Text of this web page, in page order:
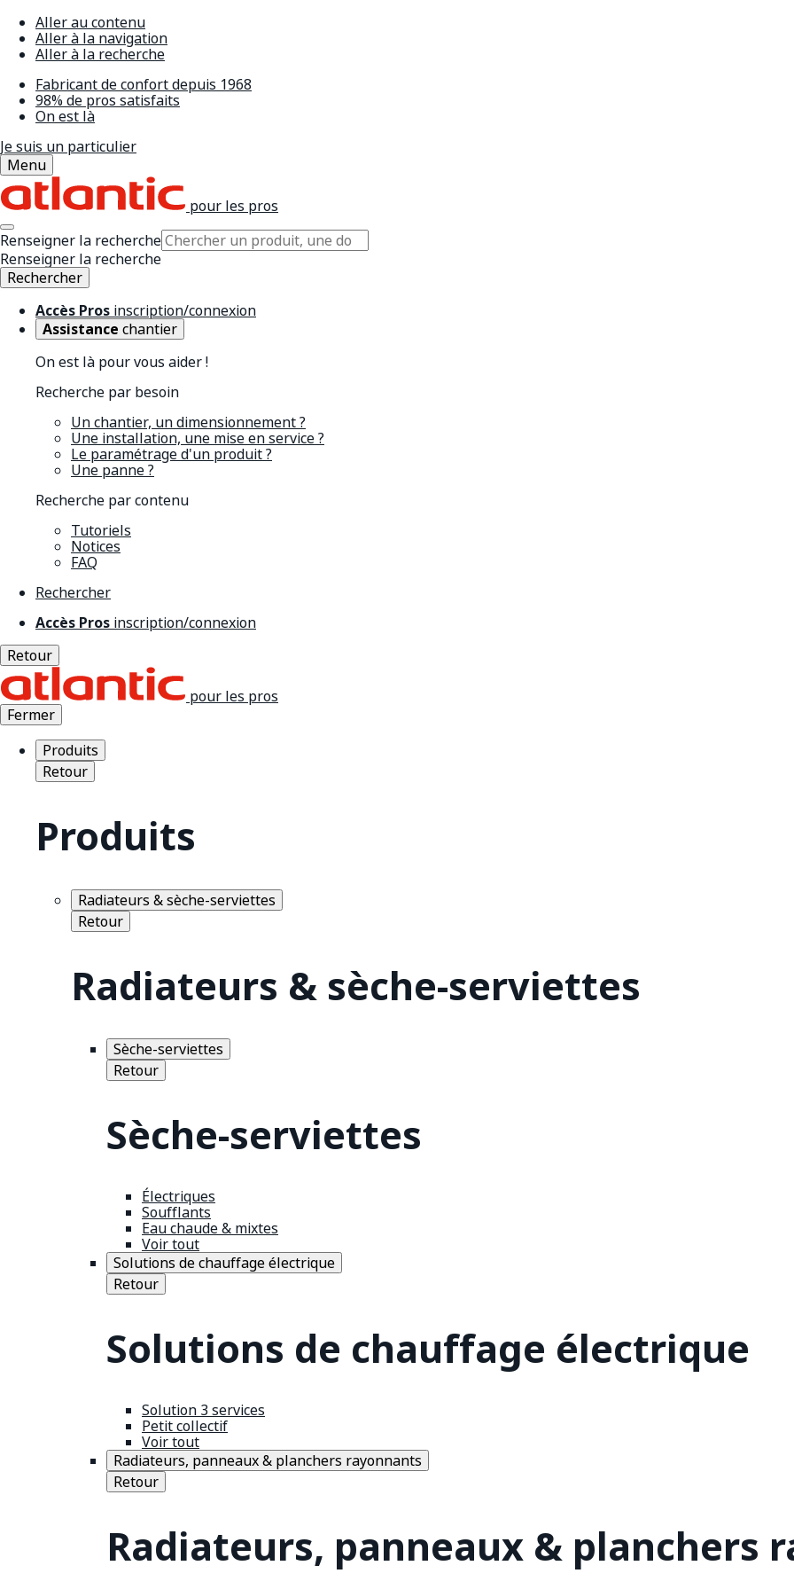
Aller au contenu
Aller à la navigation
Aller à la recherche
Fabricant de confort depuis 1968
98% de pros satisfaits
On est là
Je suis un particulier
Menu
pour les pros
Renseigner la recherche
Renseigner la recherche
Rechercher
Accès Pros inscription/connexion
Assistance chantier
On est là pour vous aider !
Recherche par besoin
Un chantier, un dimensionnement ?
Une installation, une mise en service ?
Le paramétrage d'un produit ?
Une panne ?
Recherche par contenu
Tutoriels
Notices
FAQ
Rechercher
Accès Pros inscription/connexion
Retour
pour les pros
Fermer
Produits
Retour
Produits
Radiateurs & sèche-serviettes
Retour
Radiateurs & sèche-serviettes
Sèche-serviettes
Retour
Sèche-serviettes
Électriques
Soufflants
Eau chaude & mixtes
Voir tout
Solutions de chauffage électrique
Retour
Solutions de chauffage électrique
Solution 3 services
Petit collectif
Voir tout
Radiateurs, panneaux & planchers rayonnants
Retour
Radiateurs, panneaux & planchers